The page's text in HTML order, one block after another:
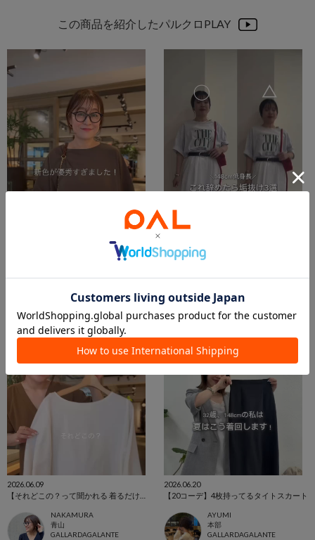
この商品を紹介したパルクロPLAY
GALLARDAGALANTE
2026.06.10
GALLARDAGALANTE
2026.06.09
NAKAMURA
青山
GALLARDAGALANTE
2026.06.20
【20コーデ】4枚持ってるタイトスカート
AYUMI
本部
GALLARDAGALANTE